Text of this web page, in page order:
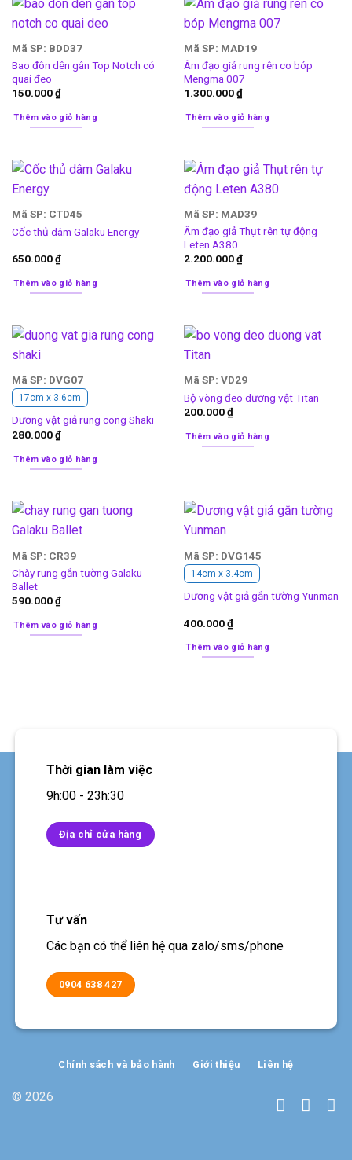
Mã SP: BDD37
Bao đôn dên gân Top Notch có
quai đeo
150.000₫
Thêm vào giỏ hàng
Mã SP: MAD19
Âm đạo giả rung rên co bóp
Mengma 007
1.300.000₫
Thêm vào giỏ hàng
Mã SP: CTD45
Cốc thủ dâm Galaku Energy
650.000₫
Thêm vào giỏ hàng
Mã SP: MAD39
Âm đạo giả Thụt rên tự động
Leten A380
2.200.000₫
Thêm vào giỏ hàng
Mã SP: DVG07
17cm x 3.6cm
Dương vật giả rung cong Shaki
280.000₫
Thêm vào giỏ hàng
Mã SP: VD29
Bộ vòng đeo dương vật Titan
200.000₫
Thêm vào giỏ hàng
Mã SP: CR39
Chày rung gắn tường Galaku
Ballet
590.000₫
Thêm vào giỏ hàng
Mã SP: DVG145
14cm x 3.4cm
Dương vật giả gắn tường Yunman
400.000₫
Thêm vào giỏ hàng
Thời gian làm việc
9h:00 - 23h:30
Địa chỉ cửa hàng
Tư vấn
Các bạn có thể liên hệ qua zalo/sms/phone
0904 638 427
© 2026
Chính sách và bảo hành Giới thiệu Liên hệ